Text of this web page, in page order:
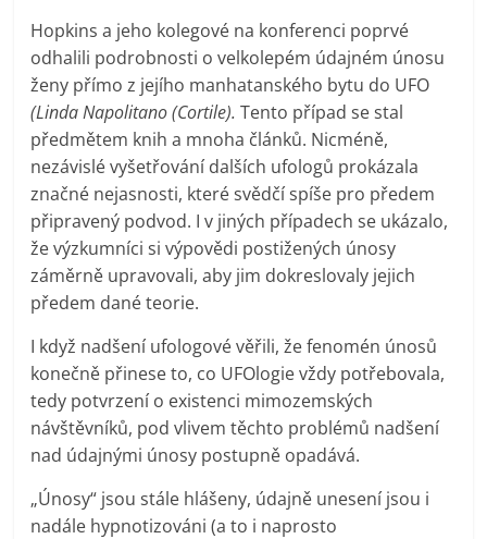
Hopkins a jeho kolegové na konferenci poprvé
odhalili podrobnosti o velkolepém údajném únosu
ženy přímo z jejího manhatanského bytu do UFO
(Linda Napolitano (Cortile). Tento případ se stal
předmětem knih a mnoha článků. Nicméně,
nezávislé vyšetřování dalších ufologů prokázala
značné nejasnosti, které svědčí spíše pro předem
připravený podvod. I v jiných případech se ukázalo,
že výzkumníci si výpovědi postižených únosy
záměrně upravovali, aby jim dokreslovaly jejich
předem dané teorie.
I když nadšení ufologové věřili, že fenomén únosů
konečně přinese to, co UFOlogie vždy potřebovala,
tedy potvrzení o existenci mimozemských
návštěvníků, pod vlivem těchto problémů nadšení
nad údajnými únosy postupně opadává.
„Únosy“ jsou stále hlášeny, údajně unesení jsou i
nadále hypnotizováni (a to i naprosto